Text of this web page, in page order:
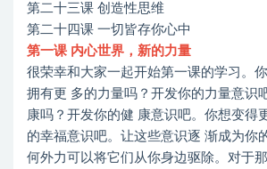
第二十三课 创造性思维
第二十四课 一切皆存你心中
第一课 内心世界，新的力量
很荣幸和大家一起开始第一课的学习。
拥有更 多的力量吗？开发你的力量意识
康吗？开发你的健 康意识吧。你想变得
的幸福意识吧。让这些意识逐 渐成为你
何外力可以将它们从你身边驱除。对于那